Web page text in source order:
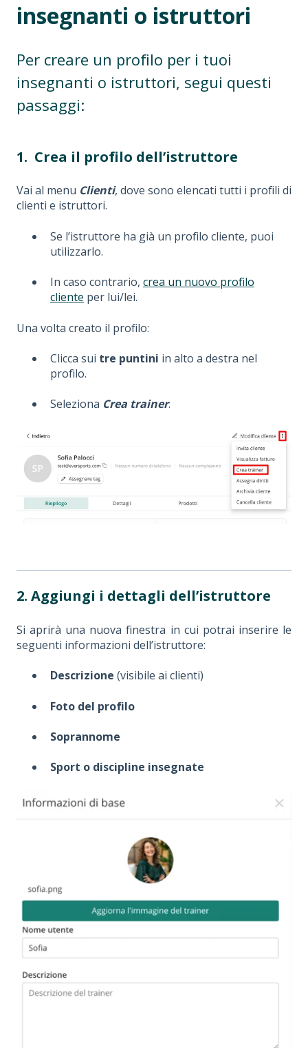
insegnanti o istruttori
Per creare un profilo per i tuoi
insegnanti o istruttori, segui questi
passaggi:
1. Crea il profilo dell’istruttore
Vai al menu Clienti, dove sono elencati tutti i profili di
clienti e istruttori.
Se l’istruttore ha già un profilo cliente, puoi
utilizzarlo.
In caso contrario, crea un nuovo profilo
cliente per lui/lei.
Una volta creato il profilo:
Clicca sui tre puntini in alto a destra nel
profilo.
Seleziona Crea trainer.
2. Aggiungi i dettagli dell’istruttore
Si aprirà una nuova finestra in cui potrai inserire le
seguenti informazioni dell’istruttore:
Descrizione (visibile ai clienti)
Foto del profilo
Soprannome
Sport o discipline insegnate